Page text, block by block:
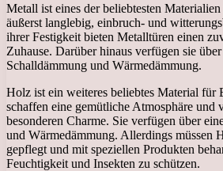
Metall ist eines der beliebtesten
äußerst langlebig, einbruch- und
ihrer Festigkeit bieten Metalltüren einen
Zuhause. Darüber hinaus verfügen sie
Schalldämmung und Wärmedämmung.
Holz ist ein weiteres beliebtes Material für
schaffen eine gemütliche Atmosphäre und
besonderen Charme. Sie verfügen über
und Wärmedämmung. Allerdings müssen
gepflegt und mit speziellen Produkten
Feuchtigkeit und Insekten zu schützen.